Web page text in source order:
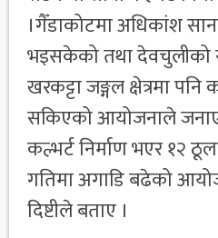
।गैँडाकोटमा अधिकांश
भइसकेको तथा देवचुलीको
खरकट्टा जङ्गल क्षेत्रमा
सकिएको आयोजनाले
कल्भर्ट निर्माण भएर १२
गतिमा अगाडि बढेको
दिष्टीले बताए ।